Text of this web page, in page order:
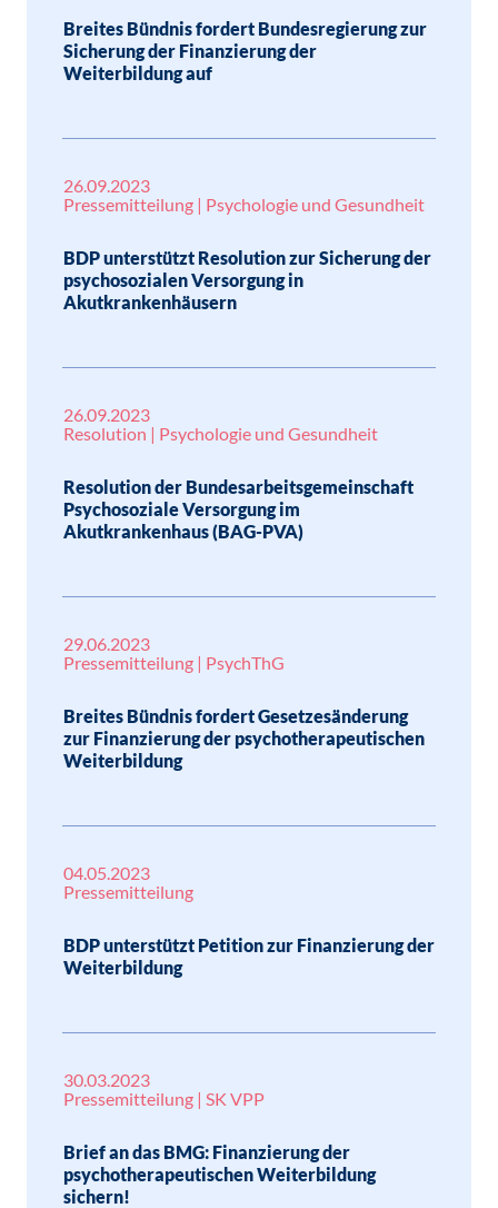
Breites Bündnis fordert Bundesregierung zur
Sicherung der Finanzierung der
Weiterbildung auf
26.09.2023
Pressemitteilung | Psychologie und Gesundheit
BDP unterstützt Resolution zur Sicherung der
psychosozialen Versorgung in
Akutkrankenhäusern
26.09.2023
Resolution | Psychologie und Gesundheit
Resolution der Bundesarbeitsgemeinschaft
Psychosoziale Versorgung im
Akutkrankenhaus (BAG-PVA)
29.06.2023
Pressemitteilung | PsychThG
Breites Bündnis fordert Gesetzesänderung
zur Finanzierung der psychotherapeutischen
Weiterbildung
04.05.2023
Pressemitteilung
BDP unterstützt Petition zur Finanzierung der
Weiterbildung
30.03.2023
Pressemitteilung | SK VPP
Brief an das BMG: Finanzierung der
psychotherapeutischen Weiterbildung
sichern!